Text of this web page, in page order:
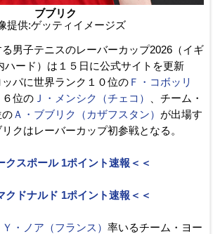
ブブリク
提供:ゲッティイメージズ
男子テニスのレーバーカップ2026（イギ
ハード）は１５日に公式サイトを更新
パに世界ランク１０位の Ｆ・コボッリ
６位の Ｊ・メンシク（チェコ）
、チーム・
のＡ・ブブリク（カザフスタン） が出場す
クはレーバーカップ初参戦となる。
クスポール 1ポイント速報＜＜
クドナルド 1ポイント速報＜＜
Ｙ・ノア（フランス） 率いるチーム・ヨー